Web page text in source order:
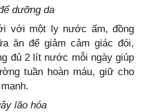
dưỡng da
với một ly nước ấm, đồng
ăn để giảm cảm giác đói,
đủ 2 lít nước mỗi ngày giúp
tuần hoàn máu, giữ cho
lão hóa